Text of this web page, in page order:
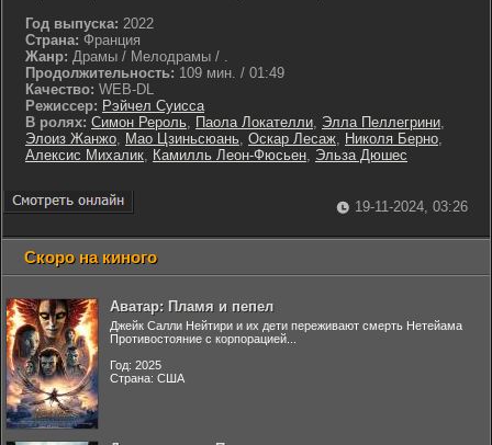
Год выпуска: 2022
Страна: Франция
Жанр: Драмы / Мелодрамы / .
Продолжительность: 109 мин. / 01:49
Качество: WEB-DL
Режиссер: Рэйчел Суисса
В ролях: Симон Рероль, Паола Локателли, Элла Пеллегрини,
Элоиз Жанжо, Мао Цзиньсюань, Оскар Лесаж, Николя Берно,
Алексис Михалик, Камилль Леон-Фюсьен, Эльза Дюшес
19-11-2024, 03:26
Скоро на киного
Аватар: Пламя и пепел
Джейк Салли Нейтири и их дети переживают смерть Нетейама
Противостояние с корпорацией...
Год: 2025
Страна: США